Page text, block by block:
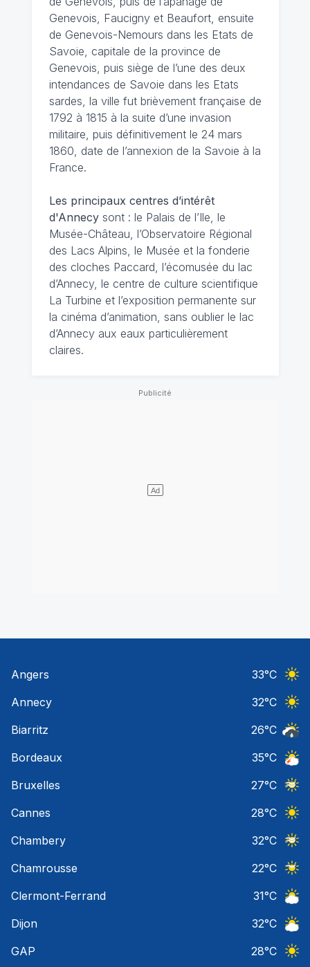
Genevois, Faucigny et Beaufort, ensuite
de Genevois-Nemours dans les Etats de
Savoie, capitale de la province de
Genevois, puis siège de l’une des deux
intendances de Savoie dans les Etats
sardes, la ville fut brièvement française de
1792 à 1815 à la suite d’une invasion
militaire, puis définitivement le 24 mars
1860, date de l’annexion de la Savoie à la
France.
Les principaux centres d’intérêt
d'Annecysont : le Palais de l’Ile, le
Musée-Château, l’Observatoire Régional
des Lacs Alpins, le Musée et la fonderie
des cloches Paccard, l’écomusée du lac
d’Annecy, le centre de culture scientifique
La Turbine et l’exposition permanente sur
la cinéma d’animation, sans oublier le lac
d’Annecy aux eaux particulièrement
claires.
Angers 33°C
Annecy
32°C
Biarritz
26°C
Bordeaux
35°C
Bruxelles
27°C
Cannes
28°C
Chambery
32°C
Chamrousse
22°C
Clermont-Ferrand
31°C
Dijon
32°C
GAP
28°C